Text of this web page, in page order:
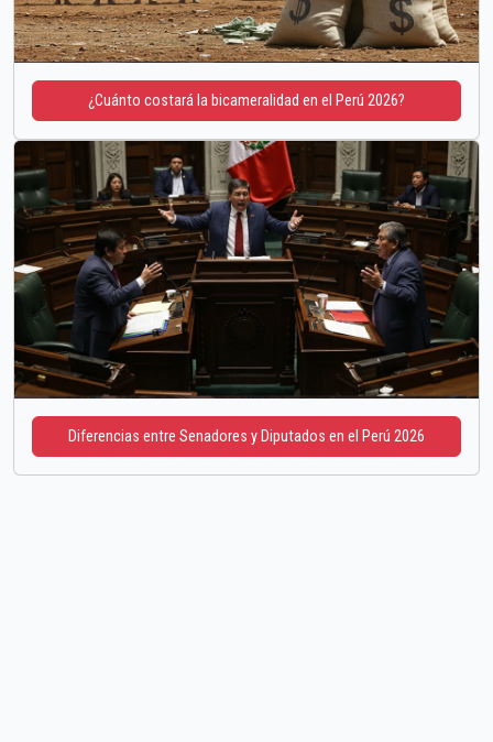
¿Cuánto costará la bicameralidad en el Perú 2026?
Diferencias entre Senadores y Diputados en el Perú 2026